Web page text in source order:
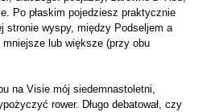
Po płaskim pojedziesz praktycznie
stronie wyspy, między Podseljem a
mniejsze lub większe (przy obu
na Visie mój siedemnastoletni,
rower. Długo debatował, czy